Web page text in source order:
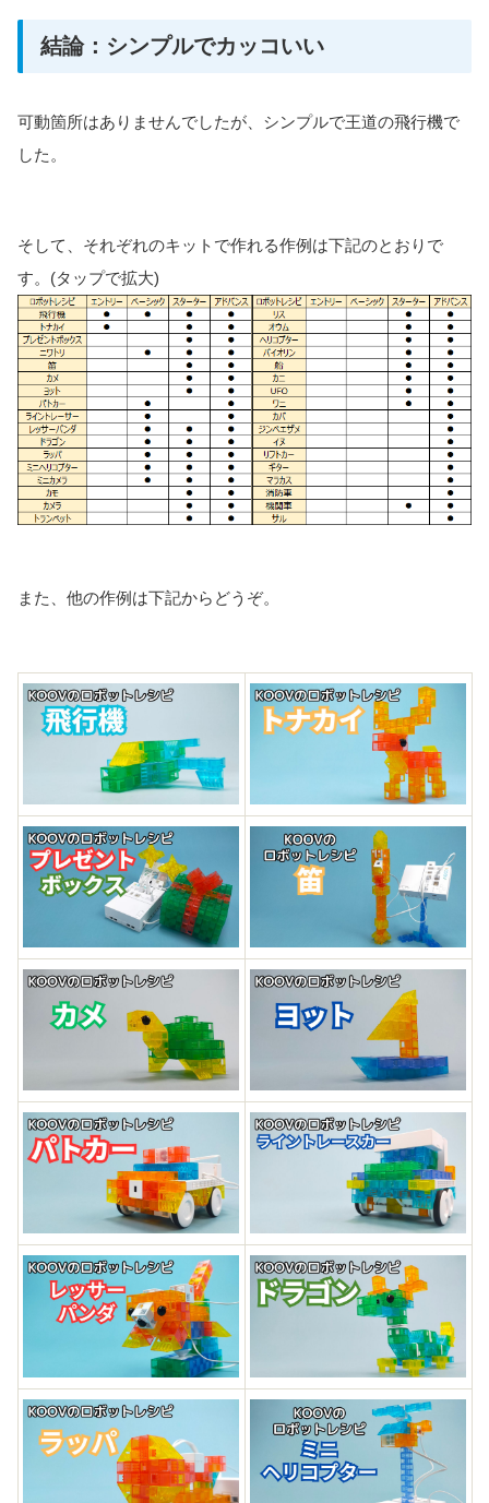
結論：シンプルでカッコいい
可動箇所はありませんでしたが、シンプルで王道の飛行機で
した。
そして、それぞれのキットで作れる作例は下記のとおりで
す。(タップで拡大)
また、他の作例は下記からどうぞ。